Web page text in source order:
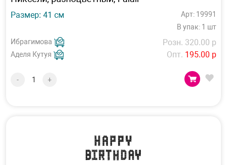
Размер: 41 см
Арт: 19991
В упак: 1 шт
Ибрагимова
Аделя Кутуя
Розн. 320.00 р
Опт. 195.00 р
- +